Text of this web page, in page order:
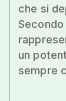
che si
un
sempre